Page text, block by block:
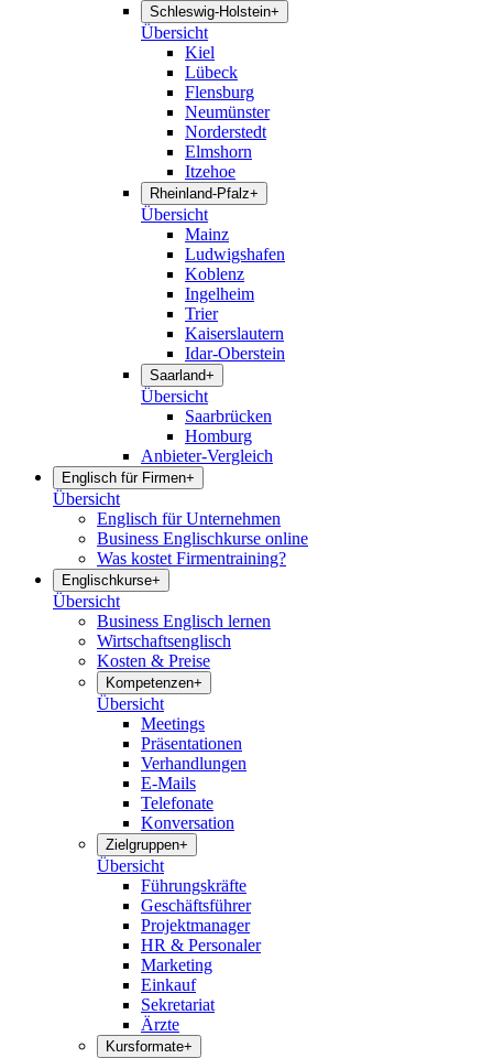
Schleswig-Holstein+
Übersicht
Kiel
Lübeck
Flensburg
Neumünster
Norderstedt
Elmshorn
Itzehoe
Rheinland-Pfalz+
Übersicht
Mainz
Ludwigshafen
Koblenz
Ingelheim
Trier
Kaiserslautern
Idar-Oberstein
Saarland+
Übersicht
Saarbrücken
Homburg
Anbieter-Vergleich
Englisch für Firmen+
Übersicht
Englisch für Unternehmen
Business Englischkurse online
Was kostet Firmentraining?
Englischkurse+
Übersicht
Business Englisch lernen
Wirtschaftsenglisch
Kosten & Preise
Kompetenzen+
Übersicht
Meetings
Präsentationen
Verhandlungen
E-Mails
Telefonate
Konversation
Zielgruppen+
Übersicht
Führungskräfte
Geschäftsführer
Projektmanager
HR & Personaler
Marketing
Einkauf
Sekretariat
Ärzte
Kursformate+